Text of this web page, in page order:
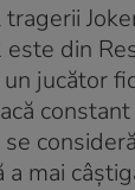
din
jucător
a mai